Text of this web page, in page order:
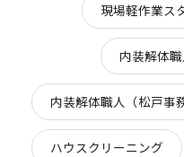
現場軽作業ス
内装解体職
内装解体職人（松戸事
ハウスクリーニング